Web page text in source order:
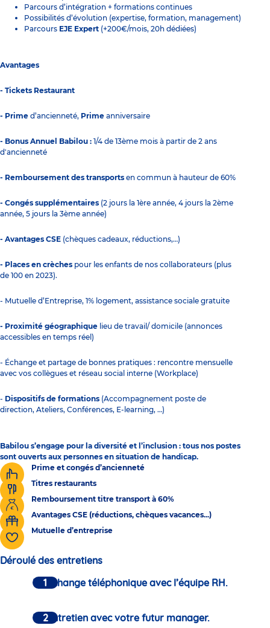
Parcours d’intégration + formations continues
Possibilités d’évolution (expertise, formation, management)
Parcours EJE Expert (+200€/mois, 20h dédiées)
Avantages
- Tickets Restaurant
- Prime d’ancienneté, Prime anniversaire
- Bonus Annuel Babilou : 1/4 de 13ème mois à partir de 2 ans
d'ancienneté
- Remboursement des transports en commun à hauteur de 60%
- Congés supplémentaires (2 jours la 1ère année, 4 jours la 2ème
année, 5 jours la 3ème année)
- Avantages CSE (chèques cadeaux, réductions,…)
- Places en crèches pour les enfants de nos collaborateurs (plus
de 100 en 2023).
- Mutuelle d’Entreprise, 1% logement, assistance sociale gratuite
- Proximité géographique lieu de travail/ domicile (annonces
accessibles en temps réel)
- Échange et partage de bonnes pratiques : rencontre mensuelle
avec vos collègues et réseau social interne (Workplace)
- Dispositifs de formations (Accompagnement poste de
direction, Ateliers, Conférences, E-learning, …)
Babilou s’engage pour la diversité et l’inclusion : tous nos postes
sont ouverts aux personnes en situation de handicap.
Prime et congés d’ancienneté
Titres restaurants
Remboursement titre transport à 60%
Avantages CSE (réductions, chèques vacances...)
Mutuelle d’entreprise
Déroulé des entretiens
Un échange téléphonique avec l’équipe RH.
Un entretien avec votre futur manager.